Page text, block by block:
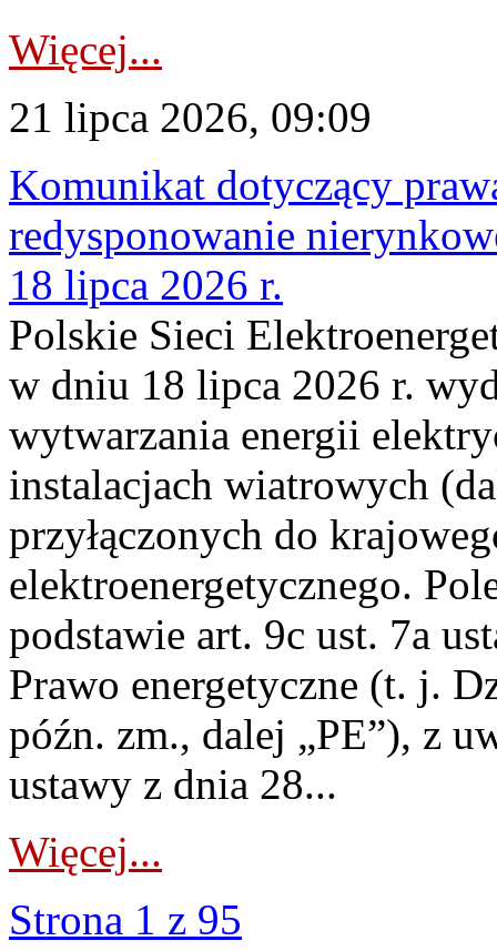
Więcej...
21 lipca 2026, 09:09
Komunikat dotyczący
redysponowanie
18 lipca 2026 r.
Polskie Sieci
w dniu 18 lipca 2026 r.
wytwarzania energii
instalacjach wiatrowych
przyłączonych do
elektroenergetycznego.
podstawie art. 9c ust. 7a
Prawo energetyczne (t. j.
późn. zm., dalej „PE”), z
ustawy z dnia 28...
Więcej...
Strona 1 z 95